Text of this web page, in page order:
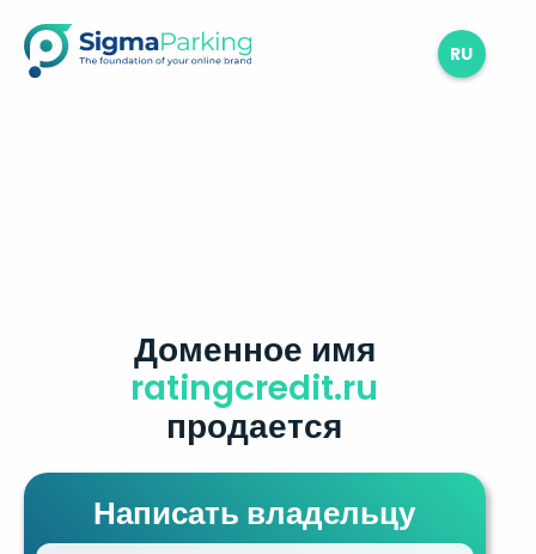
RU
Доменное имя
ratingcredit.ru
продается
Написать владельцу